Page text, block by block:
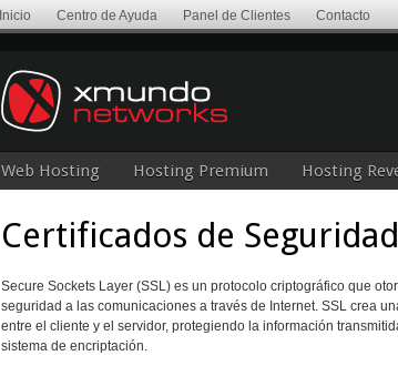
Inicio Centro de Ayuda Panel de Clientes Contacto
Web Hosting Hosting Premium Hosting
Certificados de Seguridad
Secure Sockets Layer (SSL) es un protocolo criptográfico que
seguridad a las comunicaciones a través de Internet. SSL crea
entre el cliente y el servidor, protegiendo la información
sistema de encriptación.